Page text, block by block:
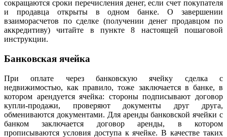
сокращаются сроки перечисления денег, если счет покупателя
и продавца открыты в одном банке. О завершении
взаиморасчетов по сделке (получении денег продавцом по
аккредитиву) читайте в пункте 8 настоящей пошаговой
инструкции.
Банковская ячейка
При оплате через банковскую ячейку сделка с
недвижимостью, как правило, тоже заключается в банке, в
котором арендуется ячейка: стороны подписывают договор
купли-продажи, проверяют документы друг друга,
обмениваются документами. Для аренды банковской ячейки с
банком заключается договор аренды, в котором
прописываются условия доступа к ячейке. В качестве таких